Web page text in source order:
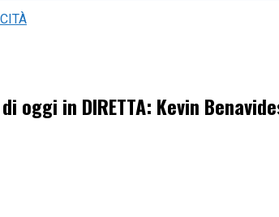
oggi in DIRETTA: Kevin